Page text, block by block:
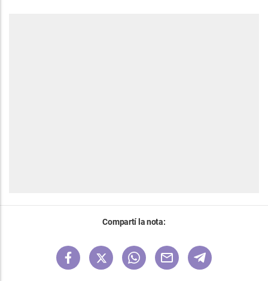
Compartí la nota: